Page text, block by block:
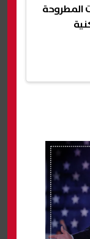
المطروحة